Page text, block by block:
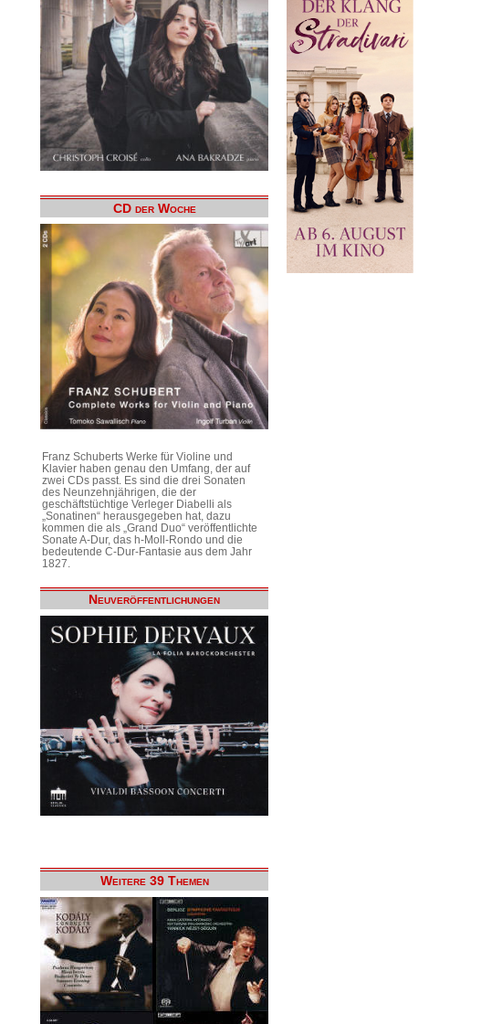
CD der Woche
Franz Schuberts Werke für Violine und
Klavier haben genau den Umfang, der auf
zwei CDs passt. Es sind die drei Sonaten
des Neunzehnjährigen, die der
geschäftstüchtige Verleger Diabelli als
„Sonatinen“ herausgegeben hat, dazu
kommen die als „Grand Duo“ veröffentlichte
Sonate A-Dur, das h-Moll-Rondo und die
bedeutende C-Dur-Fantasie aus dem Jahr
1827.
Neuveröffentlichungen
Weitere 39 Themen